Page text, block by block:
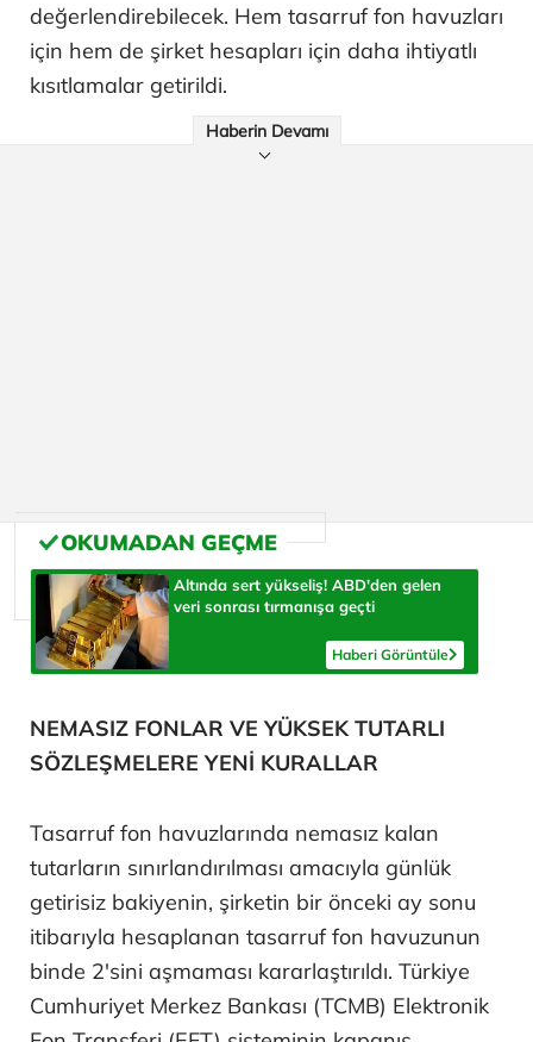
değerlendirebilecek. Hem tasarruf fon havuzları
için hem de şirket hesapları için daha ihtiyatlı
kısıtlamalar getirildi.
Haberin Devamı
Altında sert yükseliş! ABD'den gelen
veri sonrası tırmanışa geçti
Haberi Görüntüle
NEMASIZ FONLAR VE YÜKSEK TUTARLI
SÖZLEŞMELERE YENİ KURALLAR
Tasarruf fon havuzlarında nemasız kalan
tutarların sınırlandırılması amacıyla günlük
getirisiz bakiyenin, şirketin bir önceki ay sonu
itibarıyla hesaplanan tasarruf fon havuzunun
binde 2'sini aşmaması kararlaştırıldı. Türkiye
Cumhuriyet Merkez Bankası (TCMB) Elektronik